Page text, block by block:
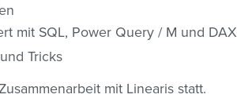
mit SQL, Power Query / M und DAX
Tricks
mit Linearis statt.